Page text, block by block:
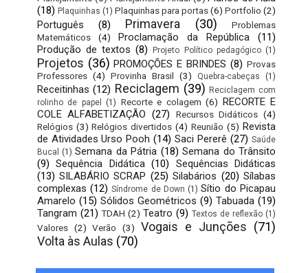
(18) Plaquinhas (1) Plaquinhas para portas(6) Portfolio (2)
Português (8) Primavera (30)
Problemas
Matemáticos
(4) Proclamação da República
(11)
Produção de textos (8) Projeto Político pedagógico (1)
Projetos (36) PROMOÇÕES E BRINDES (8) Provas
Professores (4) Provinha Brasil (3) Quebra-cabeças (1)
Receitinhas (12) Reciclagem (39) Reciclagem com
rolinho de papel
(1) Recorte e colagem (6) RECORTE E
COLE ALFABETIZAÇÃO (27) Recursos Didáticos (4)
Relógios (3) Relógios divertidos (4) Reunião (5) Revista
de Atividades Urso Pooh (14) Saci Pererê (27) Saúde
Bucal
(1) Semana da Pátria (18) Semana do Trânsito
(9) Sequência Didática (10)
Sequências Didáticas
(13) SILABÁRIO SCRAP (25) Silabários (20) Sílabas
complexas (12) Síndrome de Down (1) Sítio do Picapau
Amarelo (15) Sólidos Geométricos (9) Tabuada (19)
Tangram (21) TDAH (2) Teatro (9) Textos de reflexão (1)
Valores (2) Verão (3) Vogais e Junções (71)
Volta às Aulas (70)